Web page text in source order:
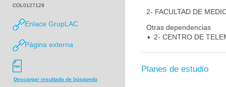
COL0127129
Enlace GrupLAC
Página externa
Descargar resultado de búsqueda
2- FACULTAD DE
Otras dependencias
2- CENTRO DE
Planes de estudio